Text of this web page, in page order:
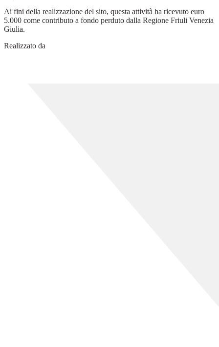
Ai fini della realizzazione del sito, questa attività ha ricevuto euro
5.000 come contributo a fondo perduto dalla Regione Friuli Venezia
Giulia.
Realizzato da